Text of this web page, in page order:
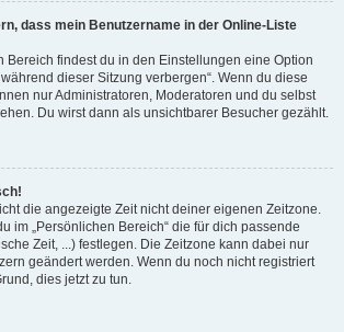
dass mein Benutzername in der Online-Liste
Bereich findest du in den Einstellungen eine Option
dieser Sitzung verbergen“. Wenn du diese
nur Administratoren, Moderatoren und du selbst
Du wirst dann als unsichtbarer Besucher gezählt.
die angezeigte Zeit nicht deiner eigenen Zeitzone.
im „Persönlichen Bereich“ die für dich passende
Zeit, ...) festlegen. Die Zeitzone kann dabei nur
geändert werden. Wenn du noch nicht registriert
dies jetzt zu tun.